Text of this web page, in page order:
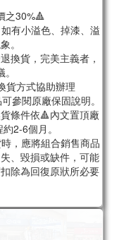
之30%🔺
有小溢色、掉漆、溢
。
換貨，完美主義者，
貨方式協助辦理
參閱原廠保固說明。
條件依🔺內文置頂廠
2-6個月。
，應將組合銷售商品
、毀損或缺件，可能
除為回復原狀所必要